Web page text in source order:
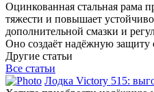
Оцинкованная стальная рама
тяжести и повышает
дополнительной смазки и
Оно создаёт надёжную защиту
Другие статьи
Все статьи
Лодка Victory 515: